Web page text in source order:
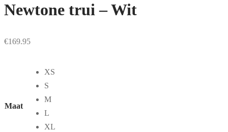
Newtone trui – Wit
€169.95
Maat
XS
S
M
L
XL